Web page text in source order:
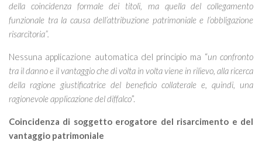
della coincidenza formale dei titoli, ma quella del collegamento
funzionale tra la causa dell’attribuzione patrimoniale e l’obbligazione
risarcitoria”.
Nessuna applicazione automatica del principio ma “un confronto
tra il danno e il vantaggio che di volta in volta viene in rilievo, alla ricerca
della ragione giustificatrice del beneficio collaterale e, quindi, una
ragionevole applicazione del diffalco”.
Coincidenza di soggetto erogatore del risarcimento e del
vantaggio patrimoniale